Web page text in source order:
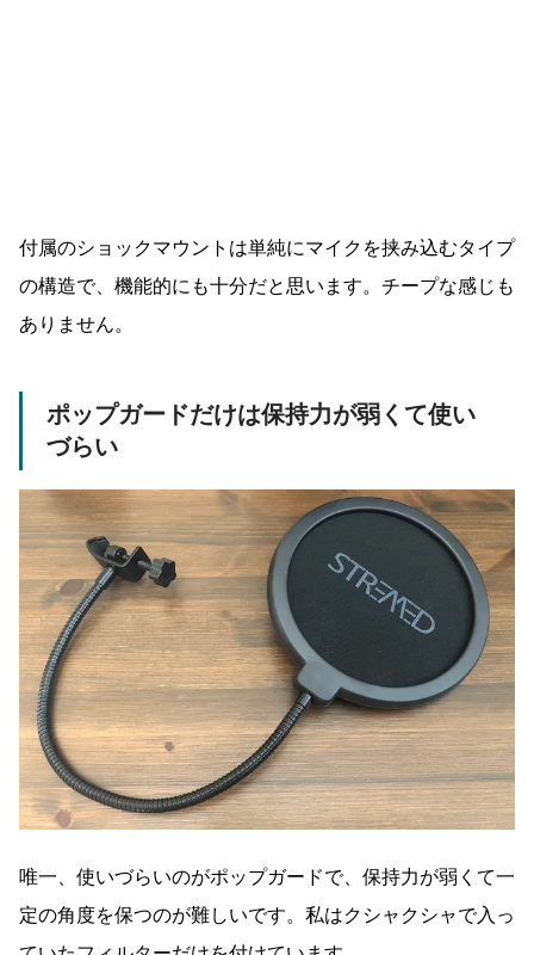
付属のショックマウントは単純にマイクを挟み込むタイプ
の構造で、機能的にも十分だと思います。チープな感じも
ありません。
ポップガードだけは保持力が弱くて使い
づらい
唯一、使いづらいのがポップガードで、保持力が弱くて一
定の角度を保つのが難しいです。私はクシャクシャで入っ